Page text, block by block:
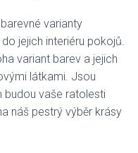
varianty
jejich interiéru pokojů.
variant barev a jejich
látkami. Jsou
budou vaše ratolesti
náš pestrý výběr krásy